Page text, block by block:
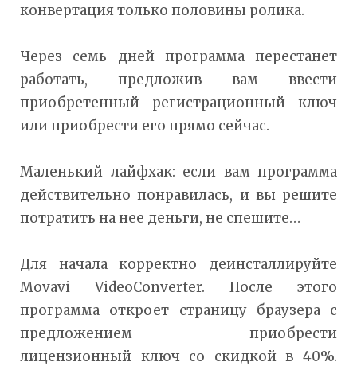
конвертация только половины ролика.
Через семь дней программа перестанет
работать, предложив вам ввести
приобретенный регистрационный ключ
или приобрести его прямо сейчас.
Маленький лайфхак: если вам программа
действительно понравилась, и вы решите
потратить на нее деньги, не спешите…
Для начала корректно деинсталлируйте
Movavi VideoConverter. После этого
программа откроет страницу браузера с
предложением приобрести
лицензионный ключ со скидкой в 40%.